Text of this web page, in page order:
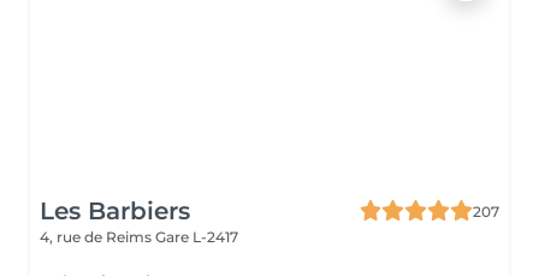
Les Barbiers
207
4, rue de Reims Gare L-2417